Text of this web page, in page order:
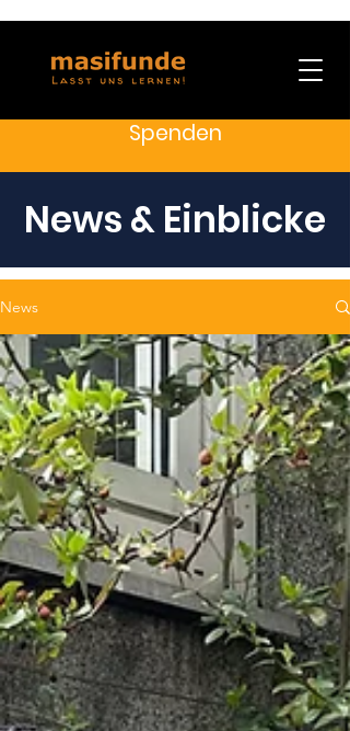
Spenden
News & Einblicke
News